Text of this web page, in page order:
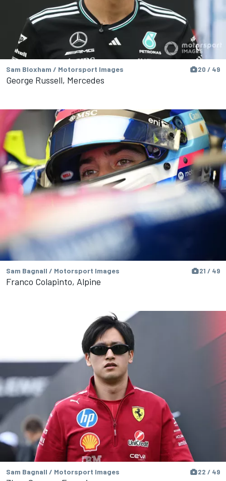
Sam Bloxham / Motorsport Images 20 / 49
George Russell, Mercedes
Sam Bagnall / Motorsport Images 21 / 49
Franco Colapinto, Alpine
Sam Bagnall / Motorsport Images 22 / 49